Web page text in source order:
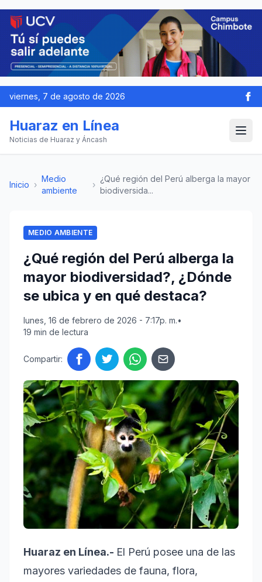
viernes, 7 de agosto de 2026
Huaraz en Línea
Noticias de Huaraz y Áncash
Inicio ›
Medio
ambiente
›
¿Qué región del Perú alberga la mayor
biodiversida...
MEDIO AMBIENTE
¿Qué región del Perú alberga la
mayor biodiversidad?, ¿Dónde
se ubica y en qué destaca?
lunes, 16 de febrero de 2026 - 7:17p. m.•
19 min de lectura
Compartir:
Huaraz en Línea.- El Perú posee una de las
mayores variedades de fauna, flora,